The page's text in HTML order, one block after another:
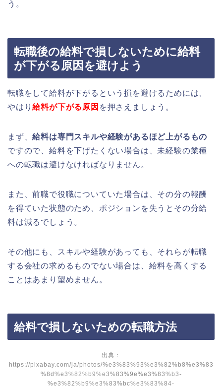
う。
転職後の給料で損しないために給料
が下がる原因を避けよう
転職をして給料が下がるという損を避けるためには、
やはり給料が下がる原因 を押さえましょう。
まず、給料は専門スキルや経験があるほど上がるもの
ですので、給料を下げたくない場合は、未経験の業種
への転職は避けなければなりません。
また、前職で役職についていた場合は、その分の報酬
を得ていた状態のため、ポジションを失うとその分給
料は減るでしょう。
その他にも、スキルや経験があっても、それらが転職
する会社の求めるものでない場合は、給料を高くする
ことはあまり望めません。
給料で損しないための転職方法
出典：
https://pixabay.com/ja/photos/%e3%83%93%e3%82%b8%e3%83
%8d%e3%82%b9%e3%83%9e%e3%83%b3-
%e3%82%b9%e3%83%bc%e3%83%84-